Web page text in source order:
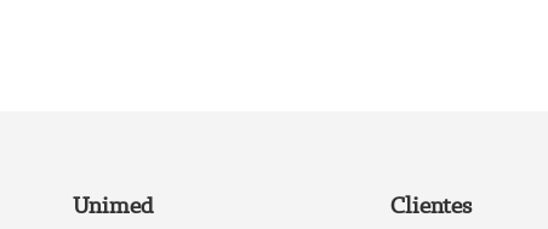
Unimed Clientes